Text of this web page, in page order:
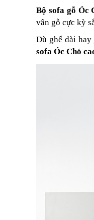
Bộ sofa gỗ Óc
vân gỗ cực kỳ
Dù ghế dài hay
sofa Óc Chó